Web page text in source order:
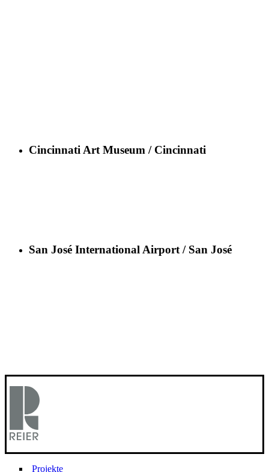
Cincinnati Art Museum / Cincinnati
San José International Airport / San José
Projekte